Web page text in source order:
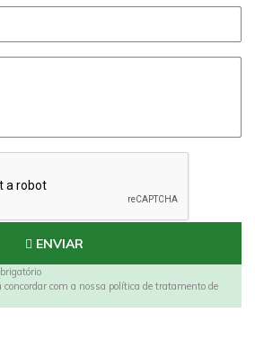
ENVIAR
com a nossa política de tratamento de